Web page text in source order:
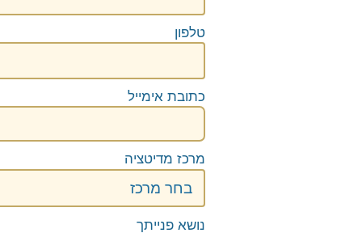
טלפון
כתובת אימייל
מרכז מדיטציה
נושא פנייתך